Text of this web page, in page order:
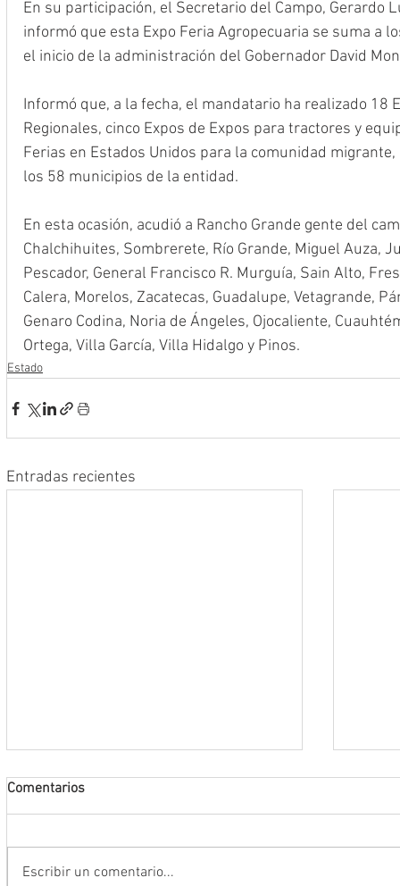
En su participación, el Secretario del Campo, Gerardo
informó que esta Expo Feria Agropecuaria se suma a
el inicio de la administración del Gobernador David
Informó que, a la fecha, el mandatario ha realizado 18
Regionales, cinco Expos de Expos para tractores y
Ferias en Estados Unidos para la comunidad
los 58 municipios de la entidad.
En esta ocasión, acudió a Rancho Grande gente del
Chalchihuites, Sombrerete, Río Grande, Miguel Auza,
Pescador, General Francisco R. Murguía, Sain Alto,
Calera, Morelos, Zacatecas, Guadalupe, Vetagrande,
Genaro Codina, Noria de Ángeles, Ojocaliente,
Ortega, Villa García, Villa Hidalgo y Pinos.
Estado
Entradas recientes
Comentarios
Escribir un comentario...